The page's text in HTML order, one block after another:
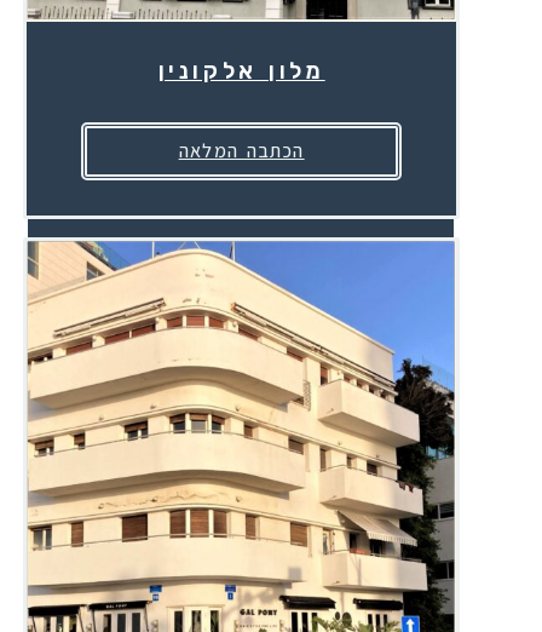
מלון אלקונין
הכתבה המלאה